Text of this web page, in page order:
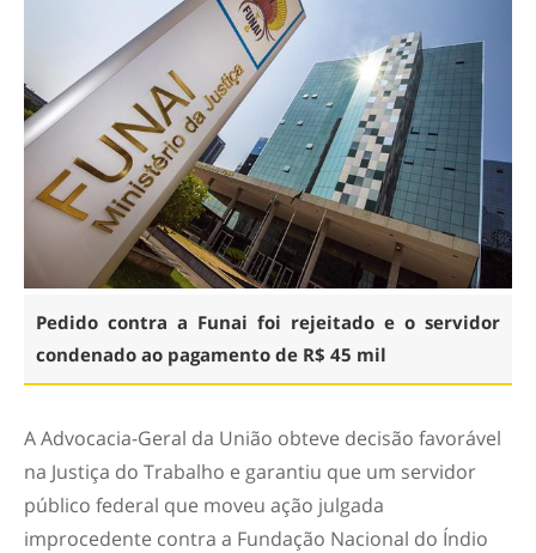
Pedido contra a Funai foi rejeitado e o servidor
condenado ao pagamento de R$ 45 mil
A Advocacia-Geral da União obteve decisão favorável
na Justiça do Trabalho e garantiu que um servidor
público federal que moveu ação julgada
improcedente contra a Fundação Nacional do Índio